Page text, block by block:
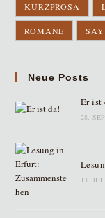
KURZPROSA
ROMANE
Neue Posts
Er ist
28.
13.